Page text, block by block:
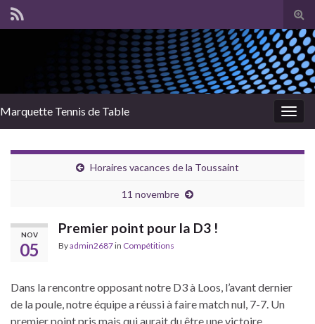
Marquette Tennis de Table
Horaires vacances de la Toussaint
11 novembre
NOV
05
Premier point pour la D3 !
Byadmin2687in Compétitions
Dans la rencontre opposant notre D3 à Loos, l’avant dernier
de la poule, notre équipe a réussi à faire match nul, 7-7. Un
premier point pris mais qui aurait du être une victoire…